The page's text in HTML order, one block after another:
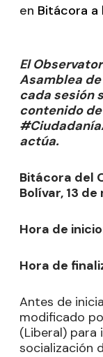
en Bitácora a
El
Asamblea
cada sesión
contenido
actúa.
Bitácora del
Bolívar, 13
Hora de
Hora de
Antes de
modificado
(Liberal) para
socialización